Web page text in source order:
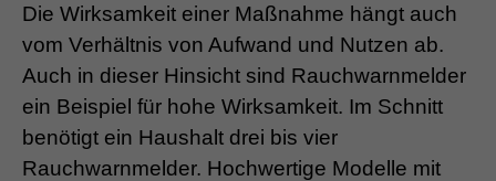
Die Wirksamkeit einer Maßnahme hängt auch
vom Verhältnis von Aufwand und Nutzen ab.
Auch in dieser Hinsicht sind Rauchwarnmelder
ein Beispiel für hohe Wirksamkeit. Im Schnitt
benötigt ein Haushalt drei bis vier
Rauchwarnmelder. Hochwertige Modelle mit